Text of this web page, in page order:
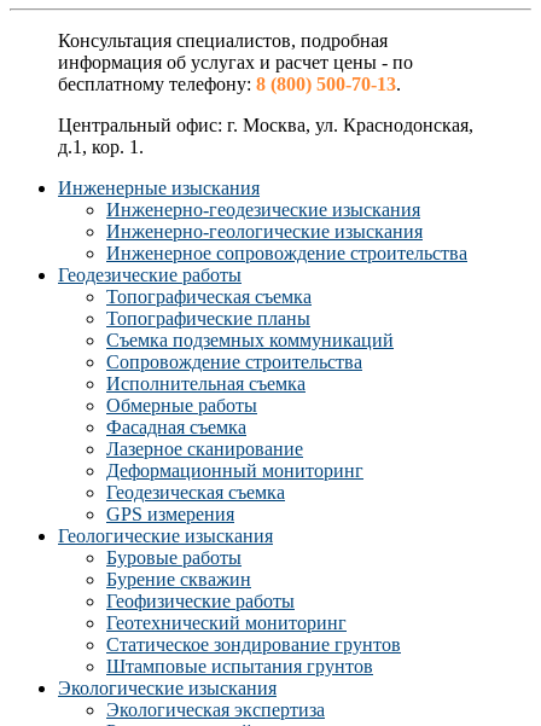
Консультация специалистов, подробная
информация об услугах и расчет цены - по
бесплатному телефону: 8 (800) 500-70-13.
Центральный офис: г. Москва, ул. Краснодонская,
д.1, кор. 1.
Инженерные изыскания
Инженерно-геодезические изыскания
Инженерно-геологические изыскания
Инженерное сопровождение строительства
Геодезические работы
Топографическая съемка
Топографические планы
Съемка подземных коммуникаций
Сопровождение строительства
Исполнительная съемка
Обмерные работы
Фасадная съемка
Лазерное сканирование
Деформационный мониторинг
Геодезическая съемка
GPS измерения
Геологические изыскания
Буровые работы
Бурение скважин
Геофизические работы
Геотехнический мониторинг
Статическое зондирование грунтов
Штамповые испытания грунтов
Экологические изыскания
Экологическая экспертиза